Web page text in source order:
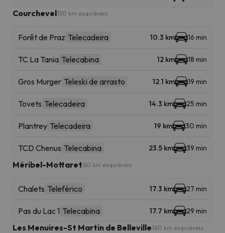
Courchevel150 km esquiáveis
Forêt de Praz Telecadeira 10.3 km 16 min
TC La Tania Telecabina 12 km 18 min
Gros Murger Teleski de arrasto 12.1 km 19 min
Tovets Telecadeira 14.3 km 25 min
Plantrey Telecadeira 19 km 30 min
TCD Chenus Telecabina 23.5 km 39 min
Méribel-Mottaret 60 km esquiáveis
Chalets Teleférico 17.3 km 27 min
Pas du Lac 1 Telecabina 17.7 km 29 min
Les Menuires-St Martin de Belleville160 km esquiáveis